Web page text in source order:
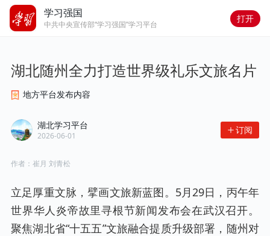
学习强国
中共中央宣传部“学习强国”学习平台
打开
湖北随州全力打造世界级礼乐文旅名片
地方平台发布内容
湖北学习平台
2026-06-01
订阅
作者： 崔月 刘青松
立足厚重文脉，擘画文旅新蓝图。5月29日，丙午年
世界华人炎帝故里寻根节新闻发布会在武汉召开。
聚焦湖北省“十五五”文旅融合提质升级部署，随州对